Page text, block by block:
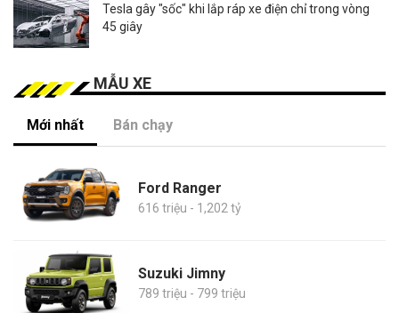
Tesla gây "sốc" khi lắp ráp xe điện chỉ trong vòng
45 giây
MẪU XE
Mới nhất Bán chạy
Ford Ranger
616 triệu - 1,202 tỷ
Suzuki Jimny
789 triệu - 799 triệu